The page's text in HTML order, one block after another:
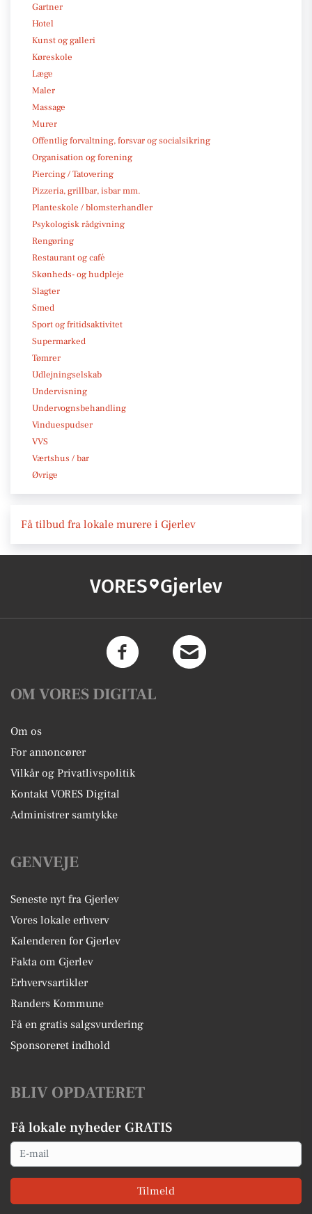
Gartner
Hotel
Kunst og galleri
Køreskole
Læge
Maler
Massage
Murer
Offentlig forvaltning, forsvar og socialsikring
Organisation og forening
Piercing / Tatovering
Pizzeria, grillbar, isbar mm.
Planteskole / blomsterhandler
Psykologisk rådgivning
Rengøring
Restaurant og café
Skønheds- og hudpleje
Slagter
Smed
Sport og fritidsaktivitet
Supermarked
Tømrer
Udlejningselskab
Undervisning
Undervognsbehandling
Vinduespudser
VVS
Værtshus / bar
Øvrige
Få tilbud fra lokale murere i Gjerlev
VORES Gjerlev
OM VORES DIGITAL
Om os
For annoncører
Vilkår og Privatlivspolitik
Kontakt VORES Digital
Administrer samtykke
GENVEJE
Seneste nyt fra Gjerlev
Vores lokale erhverv
Kalenderen for Gjerlev
Fakta om Gjerlev
Erhvervsartikler
Randers Kommune
Få en gratis salgsvurdering
Sponsoreret indhold
BLIV OPDATERET
Få lokale nyheder GRATIS
Email
Tilmeld